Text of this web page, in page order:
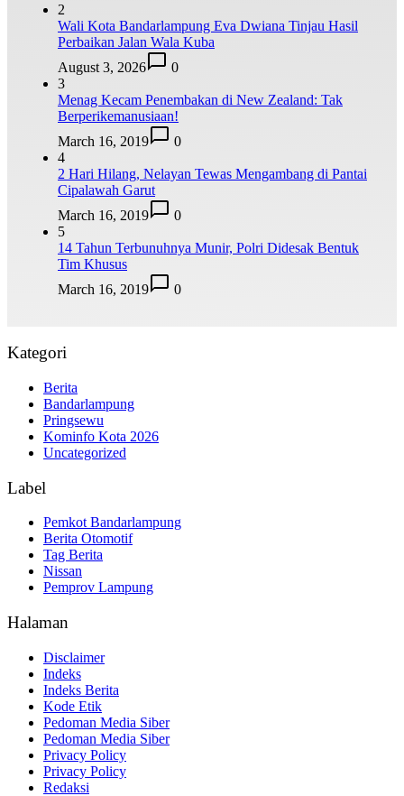
2
Wali Kota Bandarlampung Eva Dwiana Tinjau Hasil
Perbaikan Jalan Wala Kuba
August 3, 2026
0
3
Menag Kecam Penembakan di New Zealand: Tak
Berperikemanusiaan!
March 16, 2019
0
4
2 Hari Hilang, Nelayan Tewas Mengambang di Pantai
Cipalawah Garut
March 16, 2019
0
5
14 Tahun Terbunuhnya Munir, Polri Didesak Bentuk
Tim Khusus
March 16, 2019
0
Kategori
Berita
Bandarlampung
Pringsewu
Kominfo Kota 2026
Uncategorized
Label
Pemkot Bandarlampung
Berita Otomotif
Tag Berita
Nissan
Pemprov Lampung
Halaman
Disclaimer
Indeks
Indeks Berita
Kode Etik
Pedoman Media Siber
Pedoman Media Siber
Privacy Policy
Privacy Policy
Redaksi